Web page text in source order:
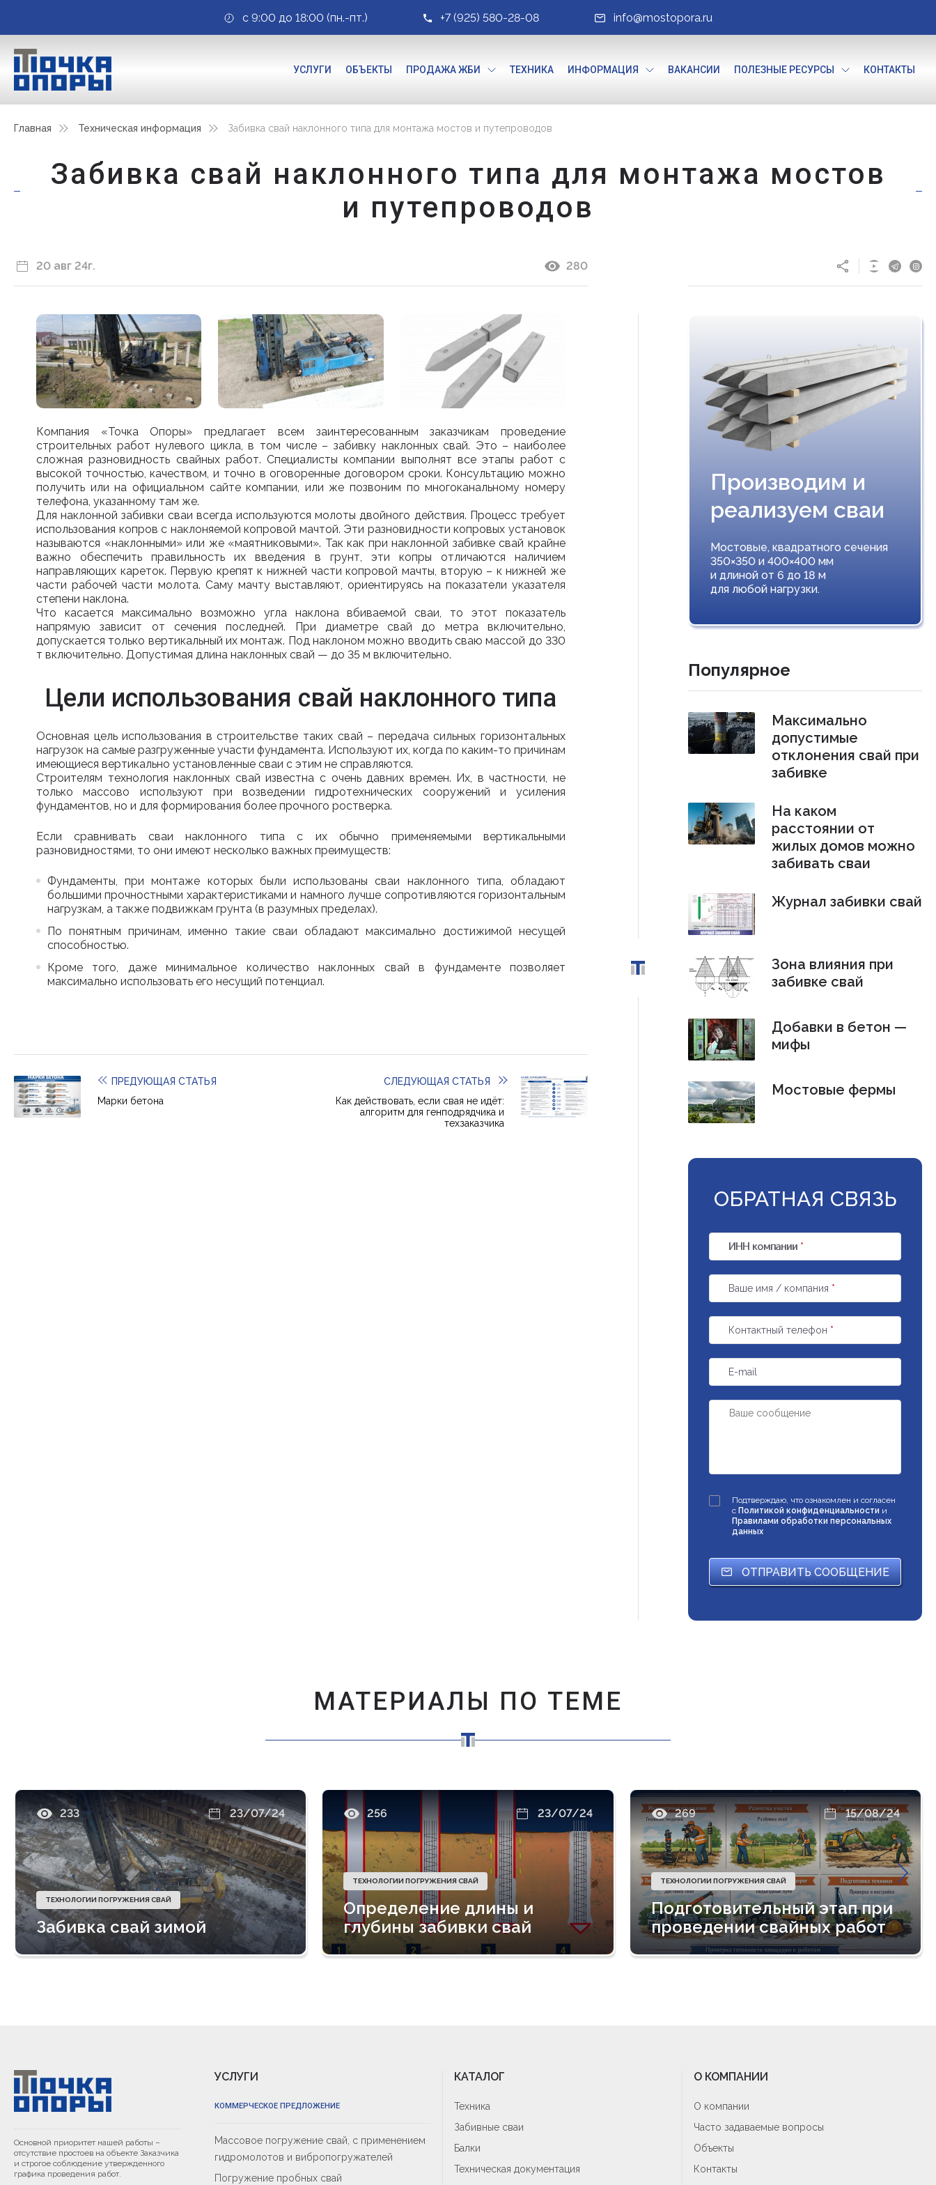
с 9:00 до 18:00 (пн.-пт.) +7 (925) 580-28-08 info@mostopora.ru
УСЛУГИ ОБЪЕКТЫ ПРОДАЖА ЖБИ ТЕХНИКА ИНФОРМАЦИЯ ВАКАНСИИ ПОЛЕЗНЫЕ РЕСУРСЫ КОНТАКТЫ
Главная Техническая информация Забивка свай наклонного типа для монтажа мостов и путепроводов
Забивка свай наклонного типа для монтажа мостов
и путепроводов
20 авг 24г. 280
Компания «Точка Опоры» предлагает всем заинтересованным заказчикам проведение
строительных работ нулевого цикла, в том числе – забивку наклонных свай. Это – наиболее
сложная разновидность свайных работ. Специалисты компании выполнят все этапы работ с
высокой точностью, качеством, и точно в оговоренные договором сроки. Консультацию можно
получить или на официальном сайте компании, или же позвоним по многоканальному номеру
телефона, указанному там же.
Для наклонной забивки сваи всегда используются молоты двойного действия. Процесс требует
использования копров с наклоняемой копровой мачтой. Эти разновидности копровых установок
называются «наклонными» или же «маятниковыми». Так как при наклонной забивке свай крайне
важно обеспечить правильность их введения в грунт, эти копры отличаются наличием
направляющих кареток. Первую крепят к нижней части копровой мачты, вторую – к нижней же
части рабочей части молота. Саму мачту выставляют, ориентируясь на показатели указателя
степени наклона.
Что касается максимально возможно угла наклона вбиваемой сваи, то этот показатель
напрямую зависит от сечения последней. При диаметре свай до метра включительно,
допускается только вертикальный их монтаж. Под наклоном можно вводить сваю массой до 330
т включительно. Допустимая длина наклонных свай — до 35 м включительно.
Цели использования свай наклонного типа
Основная цель использования в строительстве таких свай – передача сильных горизонтальных
нагрузок на самые разгруженные участи фундамента. Используют их, когда по каким-то причинам
имеющиеся вертикально установленные сваи с этим не справляются.
Строителям технология наклонных свай известна с очень давних времен. Их, в частности, не
только массово используют при возведении гидротехнических сооружений и усиления
фундаментов, но и для формирования более прочного ростверка.
Если сравнивать сваи наклонного типа с их обычно применяемыми вертикальными
разновидностями, то они имеют несколько важных преимуществ:
Фундаменты, при монтаже которых были использованы сваи наклонного типа, обладают
большими прочностными характеристиками и намного лучше сопротивляются горизонтальным
нагрузкам, а также подвижкам грунта (в разумных пределах).
По понятным причинам, именно такие сваи обладают максимально достижимой несущей
способностью.
Кроме того, даже минимальное количество наклонных свай в фундаменте позволяет
максимально использовать его несущий потенциал.
ПРЕДУЮЩАЯ СТАТЬЯ
Марки бетона
СЛЕДУЮЩАЯ СТАТЬЯ
Как действовать, если свая не идёт:
алгоритм для генподрядчика и
техзаказчика
Производим и
реализуем сваи
Мостовые, квадратного сечения
350×350 и 400×400 мм
и длиной от 6 до 18 м
для любой нагрузки.
Популярное
Максимально
допустимые
отклонения свай при
забивке
На каком
расстоянии от
жилых домов можно
забивать сваи
Журнал забивки свай
Зона влияния при
забивке свай
Добавки в бетон —
мифы
Мостовые фермы
ОБРАТНАЯ СВЯЗЬ
ИНН компании *
Ваше имя / компания *
Контактный телефон *
E-mail
Подтверждаю, что ознакомлен и согласен
с Политикой конфиденциальности и
Правилами обработки персональных
данных
ОТПРАВИТЬ СООБЩЕНИЕ
МАТЕРИАЛЫ ПО ТЕМЕ
233 23/07/24
ТЕХНОЛОГИИ ПОГРУЖЕНИЯ СВАЙ
Забивка свай зимой
256 23/07/24
ТЕХНОЛОГИИ ПОГРУЖЕНИЯ СВАЙ
Определение длины и
глубины забивки свай
269 15/08/24
ТЕХНОЛОГИИ ПОГРУЖЕНИЯ СВАЙ
Подготовительный этап при
проведении свайных работ
Основной приоритет нашей работы –
отсутствие простоев на объекте Заказчика
и строгое соблюдение утвержденного
графика проведения работ.
УСЛУГИ
КОММЕРЧЕСКОЕ ПРЕДЛОЖЕНИЕ
Массовое погружение свай, с применением
гидромолотов и вибропогружателей
Погружение пробных свай
КАТАЛОГ
Техника
Забивные сваи
Балки
Техническая документация
О КОМПАНИИ
О компании
Часто задаваемые вопросы
Объекты
Контакты